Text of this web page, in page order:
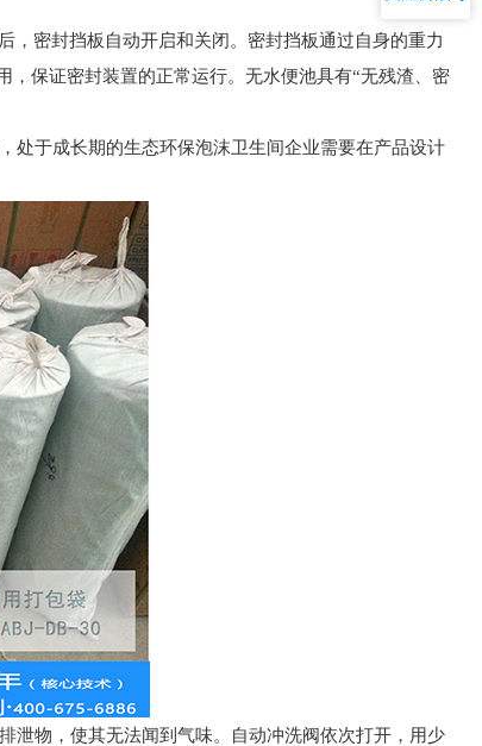
，密封挡板自动开启和关闭。密封挡板通过自身的重力
保证密封装置的正常运行。无水便池具有“无残渣、密
处于成长期的生态环保泡沫卫生间企业需要在产品设计
泄物，使其无法闻到气味。自动冲洗阀依次打开，用少